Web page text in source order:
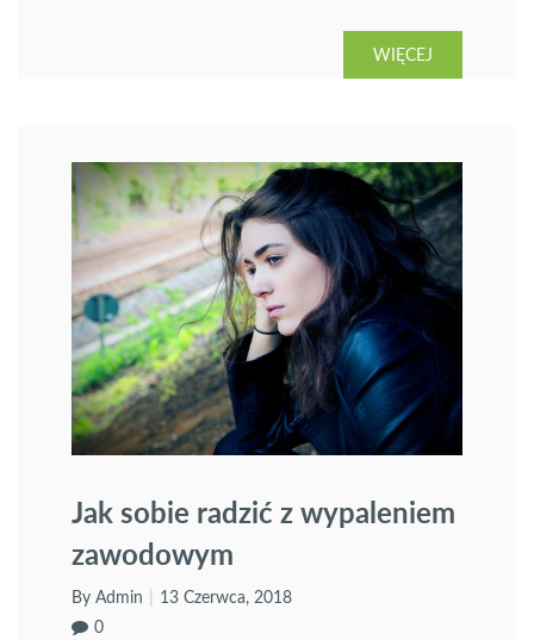
WIĘCEJ
Jak sobie radzić z wypaleniem
zawodowym
By Admin
13 Czerwca, 2018
0